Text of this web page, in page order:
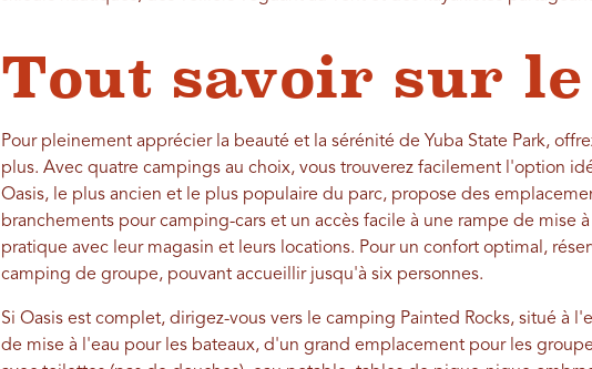
Tout savoir sur
Pour pleinement apprécier la beauté et la sérénité de Yuba State Park,
plus. Avec quatre campings au choix, vous trouverez facilement l'option
Oasis, le plus ancien et le plus populaire du parc, propose des
branchements pour camping-cars et un accès facile à une rampe de mise
pratique avec leur magasin et leurs locations. Pour un confort optimal,
camping de groupe, pouvant accueillir jusqu'à six personnes.
Si Oasis est complet, dirigez-vous vers le camping Painted Rocks, situé à
de mise à l'eau pour les bateaux, d'un grand emplacement pour les